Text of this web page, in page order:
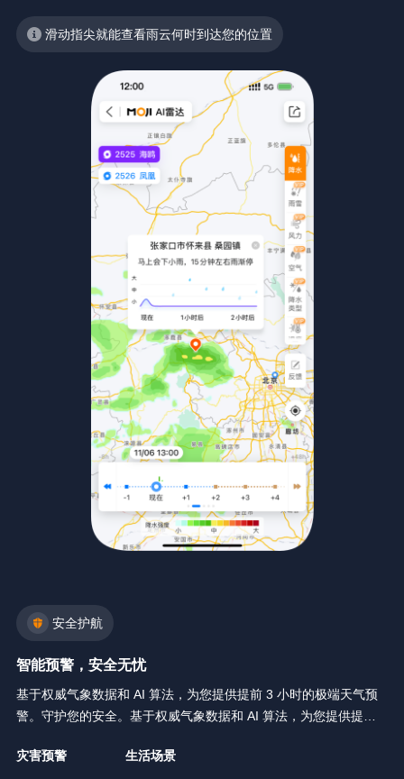
滑动指尖就能查看雨云何时到达您的位置
安全护航
智能预警，安全无忧
基于权威气象数据和 AI 算法，为您提供提前 3 小时的极端天气预
警。守护您的安全。基于权威气象数据和 AI 算法，为您提供提前 3
灾害预警
生活场景